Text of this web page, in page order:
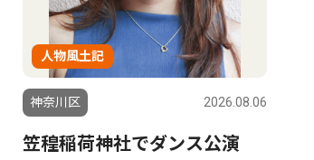
人物風土記
神奈川区 2026.08.06
笠䅣稲荷神社でダンス公演